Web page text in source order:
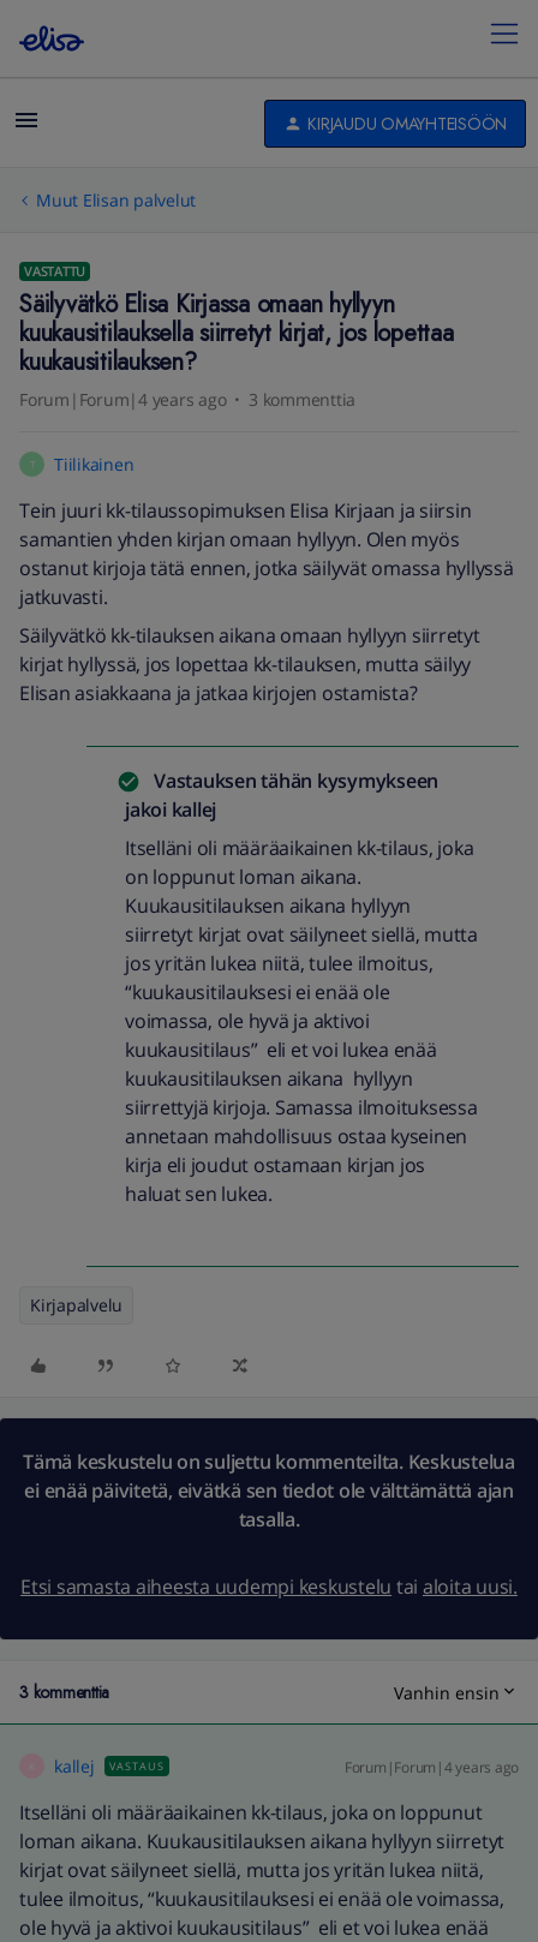
KIRJAUDU OMAYHTEISÖÖN
Muut Elisan palvelut
VASTATTU
Säilyvätkö Elisa Kirjassa omaan hyllyyn
kuukausitilauksella siirretyt kirjat, jos lopettaa
kuukausitilauksen?
Forum|Forum|4 years ago 3 kommenttia
T Tiilikainen
Tein juuri kk-tilaussopimuksen Elisa Kirjaan ja siirsin
samantien yhden kirjan omaan hyllyyn. Olen myös
ostanut kirjoja tätä ennen, jotka säilyvät omassa hyllyssä
jatkuvasti.
Säilyvätkö kk-tilauksen aikana omaan hyllyyn siirretyt
kirjat hyllyssä, jos lopettaa kk-tilauksen, mutta säilyy
Elisan asiakkaana ja jatkaa kirjojen ostamista?
Vastauksen tähän kysymykseen
jakoi kallej
Itselläni oli määräaikainen kk-tilaus, joka
on loppunut loman aikana.
Kuukausitilauksen aikana hyllyyn
siirretyt kirjat ovat säilyneet siellä, mutta
jos yritän lukea niitä, tulee ilmoitus,
“kuukausitilauksesi ei enää ole
voimassa, ole hyvä ja aktivoi
kuukausitilaus” eli et voi lukea enää
kuukausitilauksen aikana hyllyyn
siirrettyjä kirjoja. Samassa ilmoituksessa
annetaan mahdollisuus ostaa kyseinen
kirja eli joudut ostamaan kirjan jos
haluat sen lukea.
Kirjapalvelu
Tämä keskustelu on suljettu kommenteilta. Keskustelua
ei enää päivitetä, eivätkä sen tiedot ole välttämättä ajan
tasalla.
Etsi samasta aiheesta uudempi keskustelu tai aloita uusi.
3 kommenttia Vanhin ensin
kallej VASTAUS Forum|Forum|4 years ago
Itselläni oli määräaikainen kk-tilaus, joka on loppunut
loman aikana. Kuukausitilauksen aikana hyllyyn siirretyt
kirjat ovat säilyneet siellä, mutta jos yritän lukea niitä,
tulee ilmoitus, “kuukausitilauksesi ei enää ole voimassa,
ole hyvä ja aktivoi kuukausitilaus” eli et voi lukea enää